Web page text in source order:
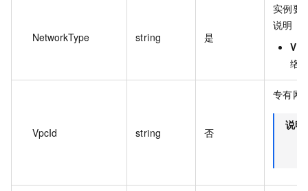
NetworkType string 是
实例要
说明：
络
VpcId string 否
专有网
说明